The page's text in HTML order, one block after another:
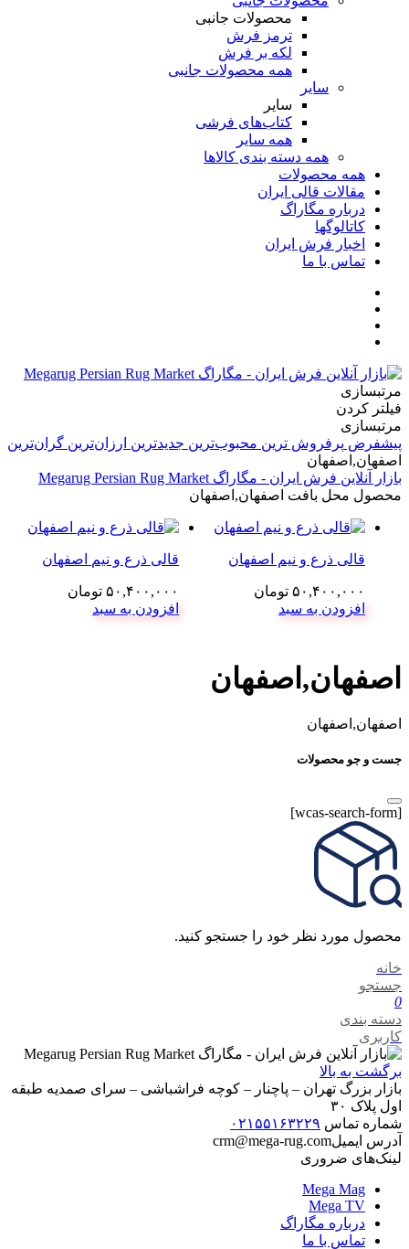
محصولات جانبی
ترمز فرش
لکه بر فرش
همه محصولات جانبی
سایر
سایر
کتاب‌های فرشی
همه سایر
همه دسته بندی کالاها
همه محصولات
مقالات قالی ایران
درباره مگاراگ
کاتالوگها
اخبار فرش ایران
تماس با ما
مرتبسازی
فیلتر کردن
مرتبسازی
پیشفرض پرفروش ترین محبوب‌ترین جدیدترین ارزان‌ترین گران‌ترین
اصفهان,اصفهان
بازار آنلاین فرش ایران - مگاراگ Megarug Persian Rug Market
محصول محل بافت اصفهان,اصفهان
قالی ذرع و نیم اصفهان
۵۰,۴۰۰,۰۰۰ تومان
افزودن به سبد
قالی ذرع و نیم اصفهان
۵۰,۴۰۰,۰۰۰ تومان
افزودن به سبد
اصفهان,اصفهان
اصفهان,اصفهان
جست و جو محصولات
[wcas-search-form]
محصول مورد نظر خود را جستجو کنید.
خانه
جستجو
0
دسته بندی
کاربری
برگشت به بالا
بازار بزرگ تهران – پاچنار – کوچه فراشباشی – سرای صمدیه طبقه
اول پلاک ۳۰
شماره تماس ۰۲۱۵۵۱۶۳۲۲۹
آدرس ایمیلcrm@mega-rug.com
لینک‌های ضروری
Mega Mag
Mega TV
درباره مگاراگ
تماس با ما